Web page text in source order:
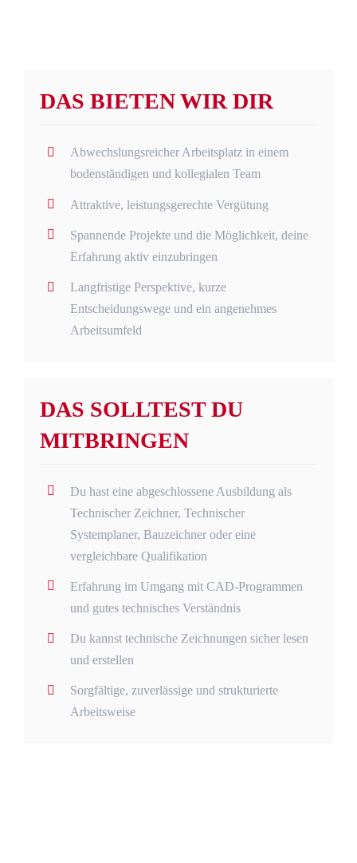
DAS BIETEN WIR DIR
Abwechslungsreicher Arbeitsplatz in einem
bodenständigen und kollegialen Team
Attraktive, leistungsgerechte Vergütung
Spannende Projekte und die Möglichkeit, deine
Erfahrung aktiv einzubringen
Langfristige Perspektive, kurze
Entscheidungswege und ein angenehmes
Arbeitsumfeld
DAS SOLLTEST DU
MITBRINGEN
Du hast eine abgeschlossene Ausbildung als
Technischer Zeichner, Technischer
Systemplaner, Bauzeichner oder eine
vergleichbare Qualifikation
Erfahrung im Umgang mit CAD-Programmen
und gutes technisches Verständnis
Du kannst technische Zeichnungen sicher lesen
und erstellen
Sorgfältige, zuverlässige und strukturierte
Arbeitsweise